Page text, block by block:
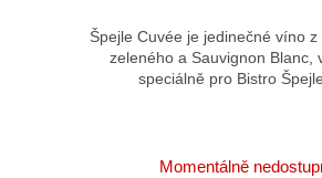
Špejle Cuvée je jedinečné víno z
zeleného a Sauvignon Blanc,
speciálně pro Bistro Špejle
Momentálně